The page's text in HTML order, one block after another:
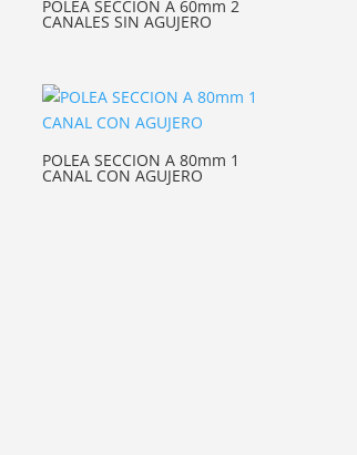
POLEA SECCION A 60mm 2
CANALES SIN AGUJERO
POLEA SECCION A 80mm 1
CANAL CON AGUJERO